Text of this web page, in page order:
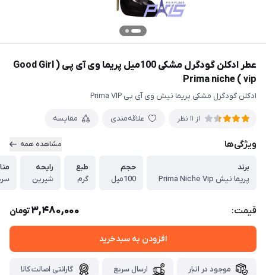
عطر ادکلن گودگرل مشکی 100میل پریما وی آی پی ( Good Girl
Prima niche ( vip
ادکلن گودگرل مشکی پریما نیش وی آی پی Prima VIP
از 11 نظر علاقه‌مندی مقایسه
ویژگی‌ها مشاهده همه
برند
پریما نیش Prima Niche Vip
حجم
100میل
طبع
گرم
رایحه
شیرین
قیمت: 3,480,000تومان
افزودن به سبدخرید
موجود در انبار ارسال سریع گارانتی اصالت کالا